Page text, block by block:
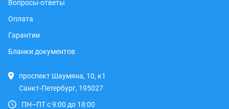
Вопросы-ответы
Оплата
Гарантии
Бланки документов
проспект Шаумяна, 10, к1
Санкт-Петербург, 195027
ПН–ПТ с 9:00 до 18:00